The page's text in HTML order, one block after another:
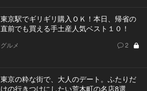
東京駅でギリギリ購入ＯＫ！本日、帰省の
直前でも買える手土産人気ベスト１０！
グルメ 2
東京の粋な街で、大人のデート。ふたりだ
けの行きつけにしたい荒木町の名店8選